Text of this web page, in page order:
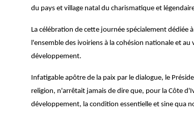
du pays et village natal du charismatique et
La célébration de cette journée spécialement
l'ensemble des ivoiriens à la cohésion nationale et
développement.
Infatigable apôtre de la paix par le dialogue, le
religion, n'arrêtait jamais de dire que, pour la Côte
développement, la condition essentielle et sine qua